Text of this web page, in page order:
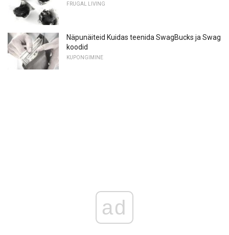
FRUGAL LIVING
Näpunäiteid Kuidas teenida SwagBucks ja Swag
koodid
KUPONGIMINE
ad